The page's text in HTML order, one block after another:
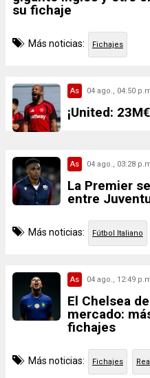
su fichaje
Más noticias: Fichajes
As 04 ago., 04:50
¡United:
As 04 ago., 03:28
La Premier
entre
Más noticias: Fútbol Italiano
As 04 ago., 12:49
El Chelsea
mercado:
fichajes
Más noticias: Fichajes